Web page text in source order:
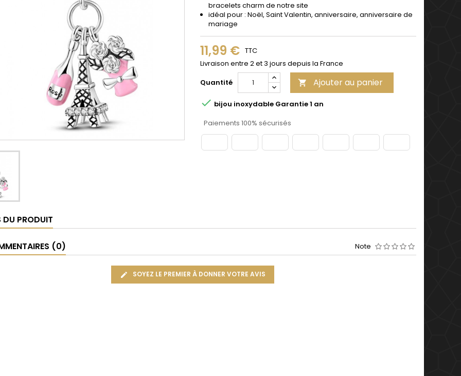
bracelets charm de notre site
idéal pour : Noël, Saint Valentin, anniversaire, anniversaire de
mariage
11,99 € TTC
Livraison entre 2 et 3 jours depuis la France
Quantité
 Ajouter au panier
 bijou inoxydable Garantie 1 an
Paiements 100% sécurisés
DU PRODUIT
(0) Note
SOYEZ LE PREMIER À DONNER VOTRE AVIS